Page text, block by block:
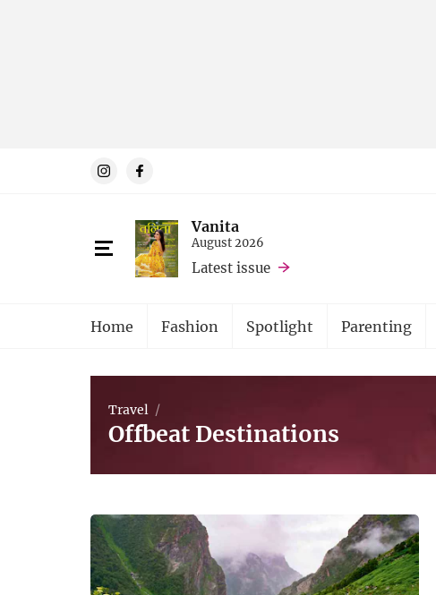
Vanita
August 2026
Latest issue
Home Fashion Spotlight Parenting
Travel
Offbeat Destinations